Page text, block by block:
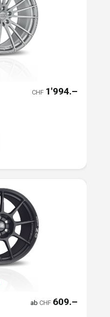
CHF 1'994.–
abCHF 609.–